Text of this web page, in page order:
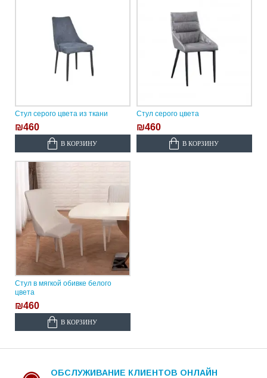
Стул серого цвета из ткани
₪460
В КОРЗИНУ
Стул серого цвета
₪460
В КОРЗИНУ
Стул в мягкой обивке белого
цвета
₪460
В КОРЗИНУ
ОБСЛУЖИВАНИЕ КЛИЕНТОВ ОНЛАЙН